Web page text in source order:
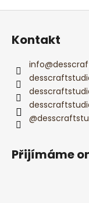
Kontakt
info@
Přijímáme